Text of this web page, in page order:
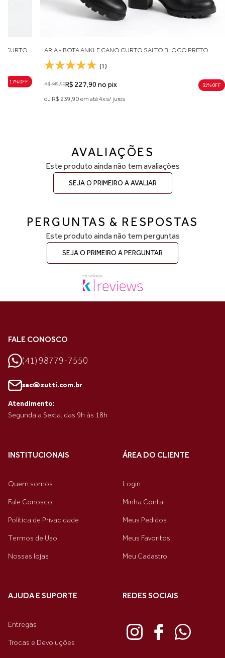
CURTO
17% 0FF
ARIA - BOTA ANKLE CANO CURTO SALTO BLOCO PRETO
(1)
R$ 349,90R$ 227,90 no pix 31% 0FF
ou R$ 239,90 em até 4x s/ juros
AVALIAÇÕES
Este produto ainda não tem avaliações
SEJA O PRIMEIRO A AVALIAR
PERGUNTAS & RESPOSTAS
Este produto ainda não tem perguntas
SEJA O PRIMEIRO A PERGUNTAR
FALE CONOSCO
(41) 98779-7550
sac@zutti.com.br
Atendimento:
Segunda a Sexta. das 9h às 18h
INSTITUCIONAIS
Quem somos
Fale Conosco
Política de Privacidade
Termos de Uso
Nossas lojas
ÁREA DO CLIENTE
Login
Minha Conta
Meus Pedidos
Meus Favoritos
Meu Cadastro
AJUDA E SUPORTE
Entregas
Trocas e Devoluções
REDES SOCIAIS